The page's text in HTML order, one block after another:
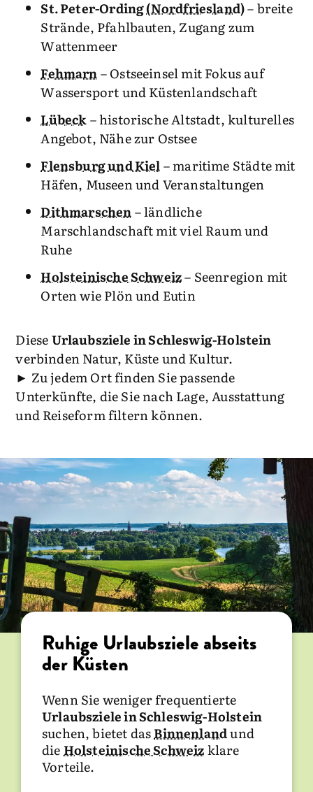
St. Peter-Ording(Nordfriesland)– breite
Strände, Pfahlbauten, Zugang zum
Wattenmeer
Fehmarn– Ostseeinsel mit Fokus auf
Wassersport und Küstenlandschaft
Lübeck– historische Altstadt, kulturelles
Angebot, Nähe zur Ostsee
Flensburg und Kiel– maritime Städte mit
Häfen, Museen und Veranstaltungen
Dithmarschen– ländliche
Marschlandschaft mit viel Raum und
Ruhe
Holsteinische Schweiz– Seenregion mit
Orten wie Plön und Eutin
DieseUrlaubsziele in Schleswig-Holstein
verbinden Natur, Küste und Kultur.
► Zu jedem Ort finden Sie passende
Unterkünfte, die Sie nach Lage, Ausstattung
und Reiseform filtern können.
Ruhige Urlaubsziele abseits
der Küsten
Wenn Sie weniger frequentierte
Urlaubsziele in Schleswig-Holstein
suchen, bietet dasBinnenlandund
die Holsteinische Schweizklare
Vorteile.